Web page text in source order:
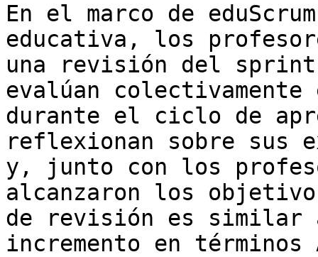
En el marco de
educativa, los
una revisión del
evalúan
durante el ciclo de
reflexionan sobre sus
y, junto con los
alcanzaron los
de revisión es similar
incremento en